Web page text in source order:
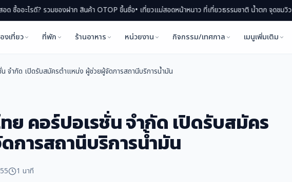
ดี? รวมของฝาก สินค้า OTOP ขึ้นชื่อ• เที่ยวแม่สอดหน้าหนาว ที่เที่ยวธรรมชาติ น้ำตก จุดชมวิว ทะเลหมอก
งเที่ยว ที่พัก ร้านอาหาร หน่วยงาน กิจกรรม/เทศกาล เมนูเพิ่มเติม
จำกัด เปิดรับสมัครตำแหน่ง ผู้ช่วยผู้จัดการสถานีบริการน้ำมัน
ย คอร์ปอเรชั่น จำกัด เปิดรับสมัคร
การสถานีบริการน้ำมัน
55 1 นาที